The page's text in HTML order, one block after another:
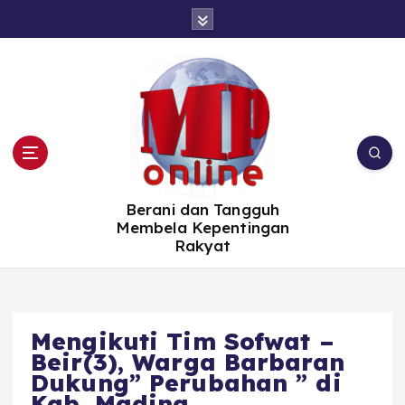
Berani dan Tangguh
Membela Kepentingan
Rakyat
Mengikuti Tim Sofwat –
Beir(3), Warga Barbaran
Dukung” Perubahan ” di